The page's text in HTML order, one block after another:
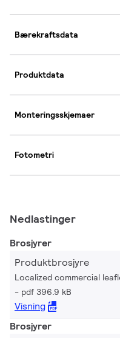
Bærekraftsdata
Produktdata
Monteringsskjemaer
Fotometri
Nedlastinger
Brosjyrer
Produktbrosjyre
Localized commercial
pdf 396.9 kB
Visning
Brosjyrer